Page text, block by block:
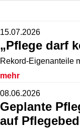
15.07.2026
„Pflege darf
Rekord-Eigenanteile
mehr
08.06.2026
Geplante
auf